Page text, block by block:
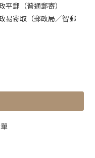
郵（普通郵寄）
易寄取（郵政局／智郵